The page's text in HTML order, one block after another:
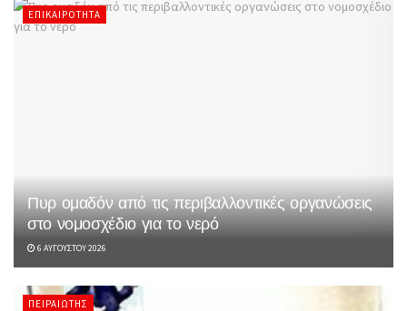
ΕΠΙΚΑΙΡΌΤΗΤΑ
Πυρ ομαδόν από τις περιβαλλοντικές οργανώσεις
στο νομοσχέδιο για το νερό
6 ΑΥΓΟΎΣΤΟΥ 2026
ΠΕΙΡΑΙΏΤΗΣ